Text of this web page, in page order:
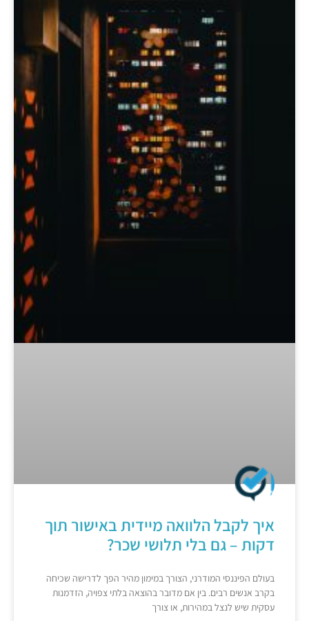
איך לקבל הלוואה מיידית באישור תוך
דקות – גם בלי תלושי שכר?
בעולם הפיננסי המודרני, הצורך במימון מהיר הפך לדרישה שכיחה
בקרב אנשים רבים. בין אם מדובר בהוצאה בלתי צפויה, הזדמנות
עסקית שיש לנצל במהירות, או צורך